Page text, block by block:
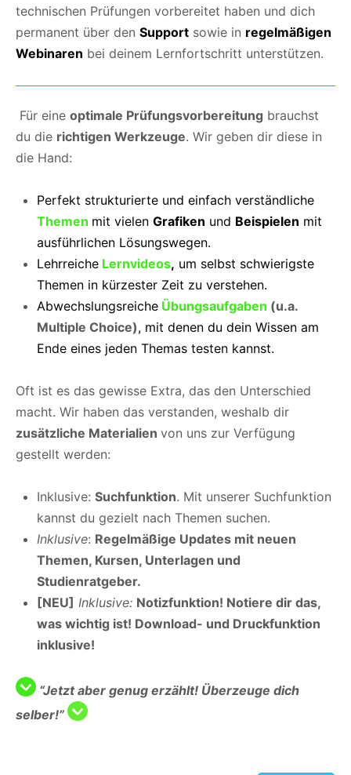
technischen Prüfungen vorbereitet haben und dich
permanent über den Support sowie in regelmäßigen
Webinaren bei deinem Lernfortschritt unterstützen.
Für eine optimale Prüfungsvorbereitung brauchst
du die richtigen Werkzeuge. Wir geben dir diese in
die Hand:
Perfekt strukturierte und einfach verständliche
Themen mit vielen Grafiken und Beispielen mit
ausführlichen Lösungswegen.
Lehrreiche Lernvideos, um selbst schwierigste
Themen in kürzester Zeit zu verstehen.
Abwechslungsreiche Übungsaufgaben (u.a.
Multiple Choice), mit denen du dein Wissen am
Ende eines jeden Themas testen kannst.
Oft ist es das gewisse Extra, das den Unterschied
macht. Wir haben das verstanden, weshalb dir
zusätzliche Materialien von uns zur Verfügung
gestellt werden:
Inklusive: Suchfunktion. Mit unserer Suchfunktion
kannst du gezielt nach Themen suchen.
Inklusive: Regelmäßige Updates mit neuen
Themen, Kursen, Unterlagen und
Studienratgeber.
[NEU] Inklusive: Notizfunktion! Notiere dir das,
was wichtig ist! Download- und Druckfunktion
inklusive!
“Jetzt aber genug erzählt! Überzeuge dich
selber!”